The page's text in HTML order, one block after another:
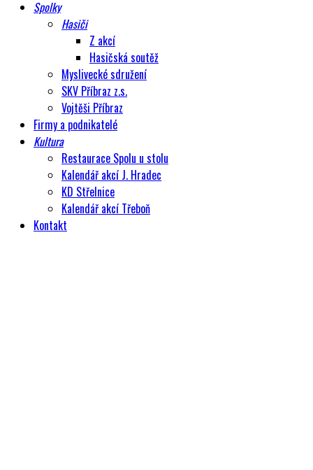
Spolky
Hasiči
Z akcí
Hasičská soutěž
Myslivecké sdružení
SKV Příbraz z.s.
Vojtěši Příbraz
Firmy a podnikatelé
Kultura
Restaurace Spolu u stolu
Kalendář akcí J. Hradec
KD Střelnice
Kalendář akcí Třeboň
Kontakt